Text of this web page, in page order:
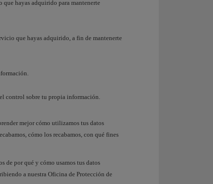
hayas adquirido para mantenerte
que hayas adquirido, a fin de mantenerte
control sobre tu propia información.
mejor cómo utilizamos tus datos
cómo los recabamos, con qué fines
de por qué y cómo usamos tus datos
a nuestra Oficina de Protección de